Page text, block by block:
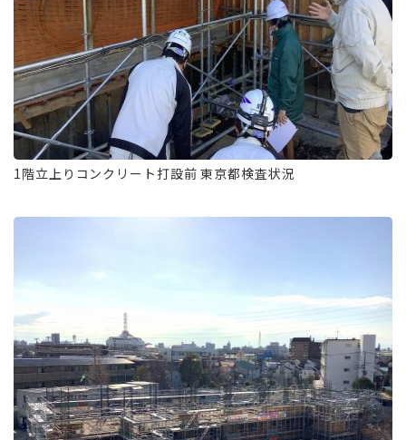
1階立上りコンクリート打設前 東京都検査状況